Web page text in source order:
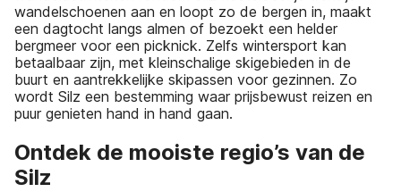
wandelschoenen aan en loopt zo de bergen in, maakt
een dagtocht langs almen of bezoekt een helder
bergmeer voor een picknick. Zelfs wintersport kan
betaalbaar zijn, met kleinschalige skigebieden in de
buurt en aantrekkelijke skipassen voor gezinnen. Zo
wordt Silz een bestemming waar prijsbewust reizen en
puur genieten hand in hand gaan.
Ontdek de mooiste regio’s van de
Silz